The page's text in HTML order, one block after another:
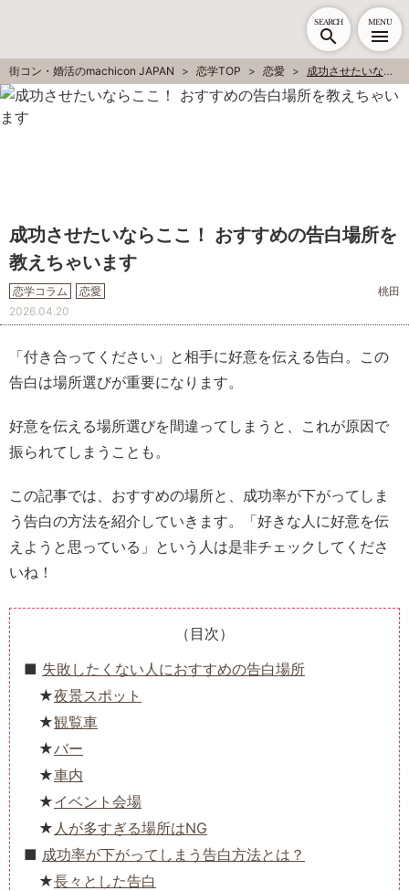
SEARCH MENU
街コン・婚活のmachicon JAPAN 恋学TOP 恋愛 成功させたいならここ！ おすすめの告白場所を教えちゃいます
成功させたいならここ！ おすすめの告白場所を
教えちゃいます
恋学コラム 恋愛
桃田
2026.04.20
「付き合ってください」と相手に好意を伝える告白。この
告白は場所選びが重要になります。
好意を伝える場所選びを間違ってしまうと、これが原因で
振られてしまうことも。
この記事では、おすすめの場所と、成功率が下がってしま
う告白の方法を紹介していきます。「好きな人に好意を伝
えようと思っている」という人は是非チェックしてくださ
いね！
（目次）
失敗したくない人におすすめの告白場所
夜景スポット
観覧車
バー
車内
イベント会場
人が多すぎる場所はNG
成功率が下がってしまう告白方法とは？
長々とした告白